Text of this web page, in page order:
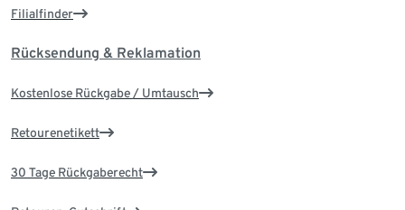
Filialfinder
Rücksendung & Reklamation
Kostenlose Rückgabe / Umtausch
Retourenetikett
30 Tage Rückgaberecht